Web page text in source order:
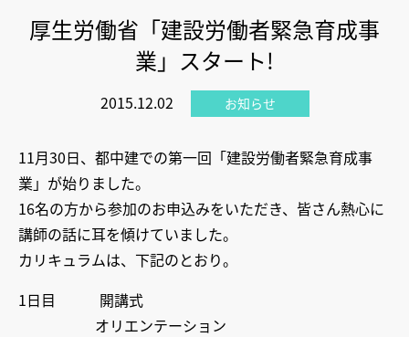
厚生労働省「建設労働者緊急育成事
業」スタート!
2015.12.02 お知らせ
11月30日、都中建での第一回「建設労働者緊急育成事
業」が始りました。
16名の方から参加のお申込みをいただき、皆さん熱心に
講師の話に耳を傾けていました。
カリキュラムは、下記のとおり。
1日目 開講式
オリエンテーション